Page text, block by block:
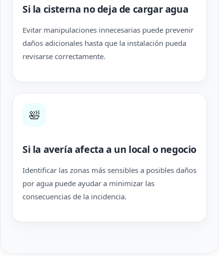
Si la cisterna no deja de cargar agua
Evitar manipulaciones innecesarias puede prevenir
daños adicionales hasta que la instalación pueda
revisarse correctamente.
🛀
Si la avería afecta a un local o negocio
Identificar las zonas más sensibles a posibles daños
por agua puede ayudar a minimizar las
consecuencias de la incidencia.